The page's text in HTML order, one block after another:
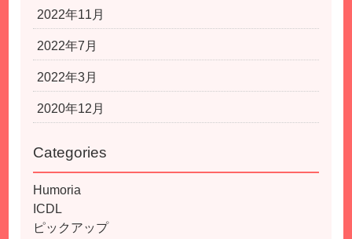
2022年11月
2022年7月
2022年3月
2020年12月
Categories
Humoria
ICDL
ピックアップ